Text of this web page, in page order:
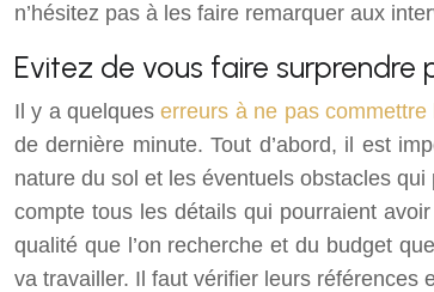
n’hésitez pas à les faire remarquer aux
Evitez de vous faire
Il y a quelqueserreurs à ne pas commettre
de dernière minute. Tout d’abord, il est
nature du sol et les éventuels obstacles
compte tous les détails qui pourraient
qualité que l’on recherche et du budget
va travailler. Il faut vérifier leurs références